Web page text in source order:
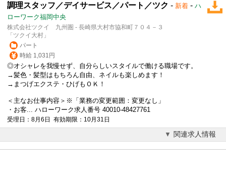
調理スタッフ／デイサービス／パート／ツク - 新着 - ハ
ローワーク福岡中央
株式会社ツクイ 九州圏 - 長崎県大村市協和町７０４－３
「ツクイ大村」
パート
時給 1,031円
◎オシャレを我慢せず、自分らしいスタイルで働ける職場です。
→髪色・髪型はもちろん自由、ネイルも楽しめます！
→まつげエクステ・ひげもＯＫ！
＜主なお仕事内容＞※「業務の変更範囲：変更なし」
・お客... ハローワーク求人番号 40010-48427761
受理日：8月6日 有効期限：10月31日
関連求人情報